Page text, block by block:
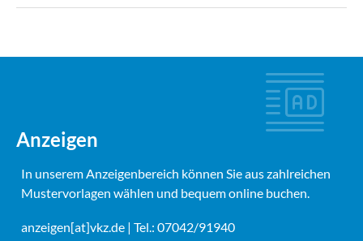
Anzeigen
In unserem Anzeigenbereich können Sie aus zahlreichen
Mustervorlagen wählen und bequem online buchen.
anzeigen[at]vkz.de | Tel.: 07042/91940